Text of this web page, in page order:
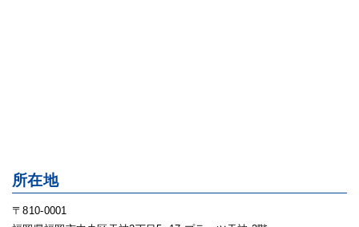
所在地
〒810-0001